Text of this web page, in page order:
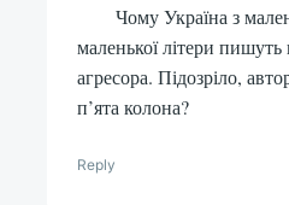
Чому Україна з
маленької літери
агресора. Підозріло,
п’ята колона?
Reply